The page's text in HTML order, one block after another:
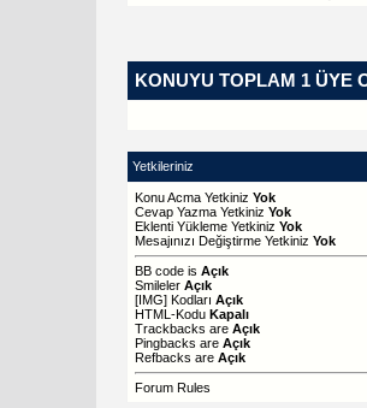
KONUYU TOPLAM 1 ÜYE
Yetkileriniz
Konu Acma YetkinizYok
Cevap Yazma YetkinizYok
Eklenti Yükleme YetkinizYok
Mesajınızı Değiştirme YetkinizYok
BB code isAçık
Smileler Açık
[IMG] KodlarıAçık
HTML-KoduKapalı
Trackbacks areAçık
Pingbacks areAçık
Refbacks areAçık
Forum Rules